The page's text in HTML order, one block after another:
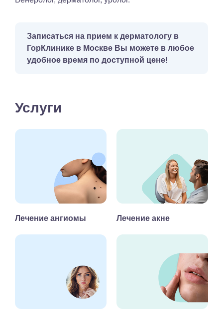
Записаться на прием к дерматологу в
ГорКлинике в Москве Вы можете в любое
удобное время по доступной цене!
Услуги
Лечение ангиомы Лечение акне